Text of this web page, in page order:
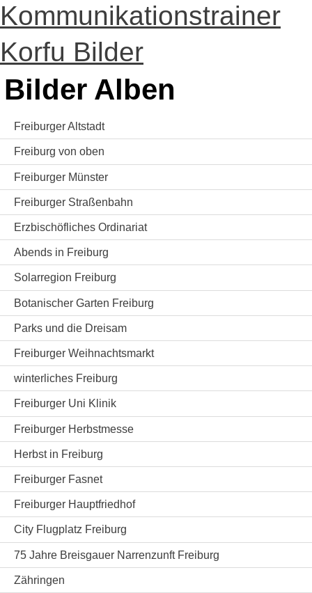
Kommunikationstrainer
Korfu Bilder
Bilder Alben
Freiburger Altstadt
Freiburg von oben
Freiburger Münster
Freiburger Straßenbahn
Erzbischöfliches Ordinariat
Abends in Freiburg
Solarregion Freiburg
Botanischer Garten Freiburg
Parks und die Dreisam
Freiburger Weihnachtsmarkt
winterliches Freiburg
Freiburger Uni Klinik
Freiburger Herbstmesse
Herbst in Freiburg
Freiburger Fasnet
Freiburger Hauptfriedhof
City Flugplatz Freiburg
75 Jahre Breisgauer Narrenzunft Freiburg
Zähringen